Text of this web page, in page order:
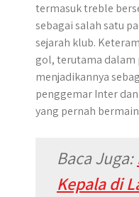
termasuk treble
sebagai salah satu
sejarah klub.
gol, terutama dalam
menjadikannya
penggemar Inter
yang pernah bermain
Baca Juga:
Kepala di